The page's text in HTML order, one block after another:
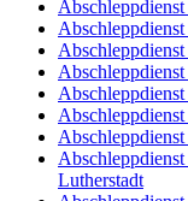
Lutherstadt